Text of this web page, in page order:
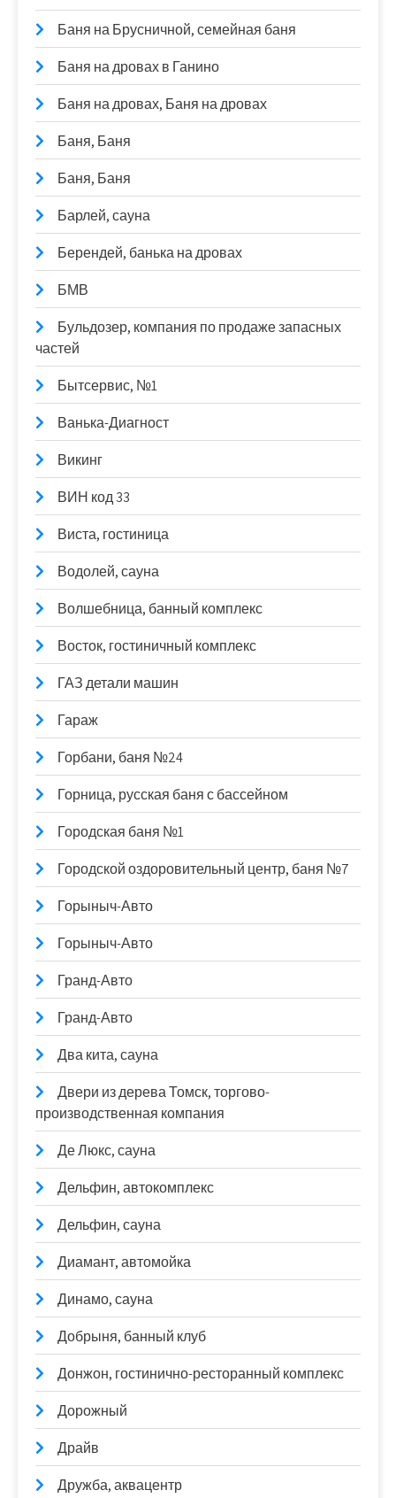
Баня на Брусничной, семейная баня
Баня на дровах в Ганино
Баня на дровах, Баня на дровах
Баня, Баня
Баня, Баня
Барлей, сауна
Берендей, банька на дровах
БМВ
Бульдозер, компания по продаже запасных
частей
Бытсервис, №1
Ванька-Диагност
Викинг
ВИН код 33
Виста, гостиница
Водолей, сауна
Волшебница, банный комплекс
Восток, гостиничный комплекс
ГАЗ детали машин
Гараж
Горбани, баня №24
Горница, русская баня с бассейном
Городская баня №1
Городской оздоровительный центр, баня №7
Горыныч-Авто
Горыныч-Авто
Гранд-Авто
Гранд-Авто
Два кита, сауна
Двери из дерева Томск, торгово-
производственная компания
Де Люкс, сауна
Дельфин, автокомплекс
Дельфин, сауна
Диамант, автомойка
Динамо, сауна
Добрыня, банный клуб
Донжон, гостинично-ресторанный комплекс
Дорожный
Драйв
Дружба, аквацентр